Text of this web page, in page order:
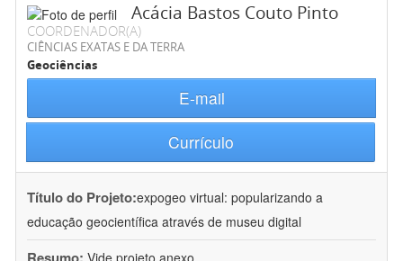
Acácia Bastos Couto Pinto
COORDENADOR(A)
CIÊNCIAS EXATAS E DA TERRA
Geociências
E-mail
Currículo
Título do Projeto:expogeo virtual: popularizando a
educação geocientífica através de museu digital